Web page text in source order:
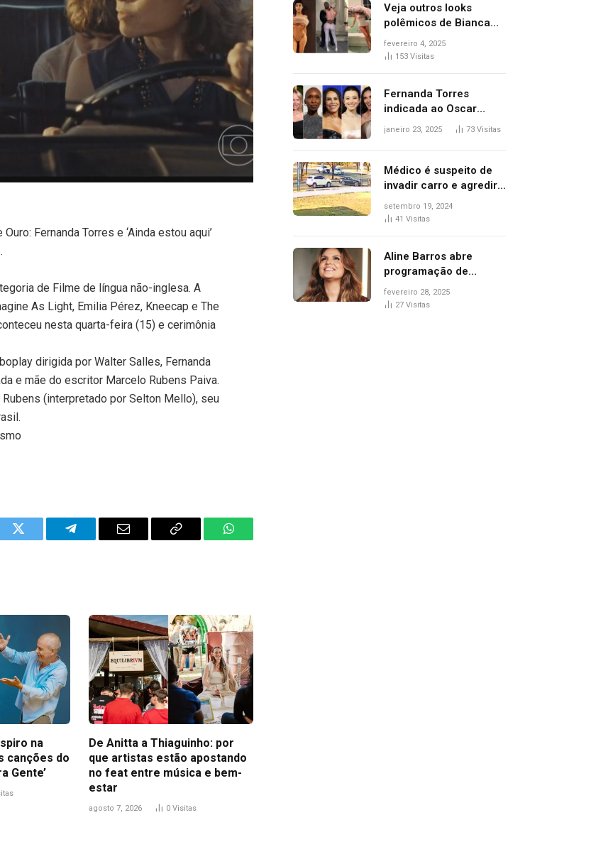
Fernanda Torres e ‘Ainda estou aqui’
de Filme de língua não-inglesa. A
As Light, Emilia Pérez, Kneecap e The
nesta quarta-feira (15) e cerimônia
dirigida por Walter Salles, Fernanda
e mãe do escritor Marcelo Rubens Paiva.
(interpretado por Selton Mello), seu
Twitter Telegram Email
Copy
WhatsApp
na
canções do
Gente’
De Anitta a Thiaguinho: por
que artistas estão apostando
no feat entre música e bem-
estar
agosto 7, 2026 0 Visitas
Veja outros looks
polêmicos de Bianca
Censori, esposa de
Kanye West que
fevereiro 4, 2025
153 Visitas
Fernanda Torres
indicada ao Oscar
2025: veja as
janeiro 23, 2025 73 Visitas
Médico é suspeito de
invadir carro e agredir
delegado aposentado
durante confusão no
setembro 19, 2024
41 Visitas
Aline Barros abre
programação de
Carnaval na Praça dos
Girassóis nesta sexta-
fevereiro 28, 2025
27 Visitas